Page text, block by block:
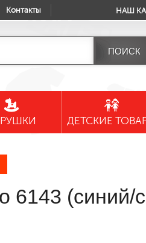
Контакты НАШ
ДЕТСКИЕ
6143 (синий/